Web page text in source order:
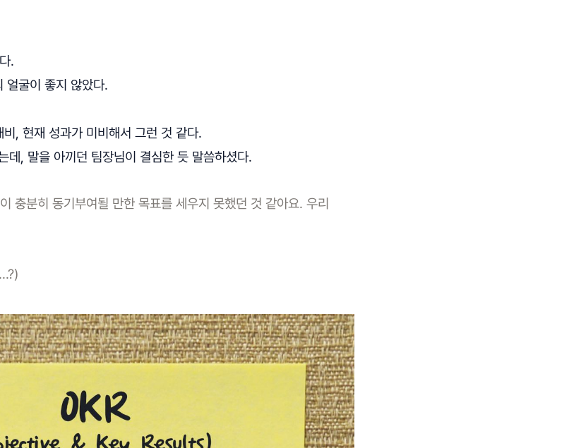
.
얼굴이 좋지 않았다.
, 현재 성과가 미비해서 그런 것 같다.
데, 말을 아끼던 팀장님이 결심한 듯 말씀하셨다.
충분히 동기부여될 만한 목표를 세우지 못했던 것 같아요. 우리